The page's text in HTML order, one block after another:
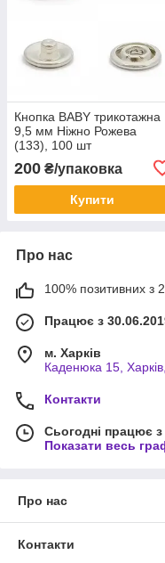
Кнопка BABY трикотажна
9,5 мм Ніжно Рожева
(133), 100 шт
200 ₴/упаковка
Купити
Про нас
100% позитивних з
Працює з
м. Харків
Каденюка 15,
Контакти
Сьогодні працює
Показати весь
Про нас
Контакти